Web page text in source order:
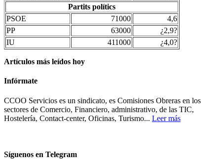
Partits polítics
PSOE
71000
4,6
PP
63000
¿2,9?
IU
411000 ¿4,0?
Artículos más leídos hoy
Infórmate
CCOO Servicios es un sindicato, es Comisiones Obreras en los
sectores de Comercio, Financiero, administrativo, de las TIC,
Hostelería, Contact-center, Oficinas, Turismo... Leer más
Síguenos en Telegram